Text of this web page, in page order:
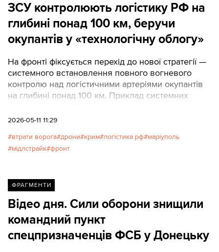
ЗСУ контролюють логістику РФ на
глибині понад 100 км, беручи
окупантів у «технологічну облогу»
На фронті фіксується перехід до нової стратегії —
системного встановлення повного вогневого
контролю над логістичними артеріями окупантів
на глибині понад 100 км. Приклад системних
контролювати шляхи постачання на відстані 120–
суходолі, що з часом неминуче перетворить
увесь захоплений тил РФ на зону суцільного
2026-05-11 11:29
втрати ворога дрони крим логістика рф маріуполь
мідлстрайк фронт
ФРАГМЕНТИ
Відео дня. Сили оборони знищили
командний пункт
спецпризначенців ФСБ у Донецьку